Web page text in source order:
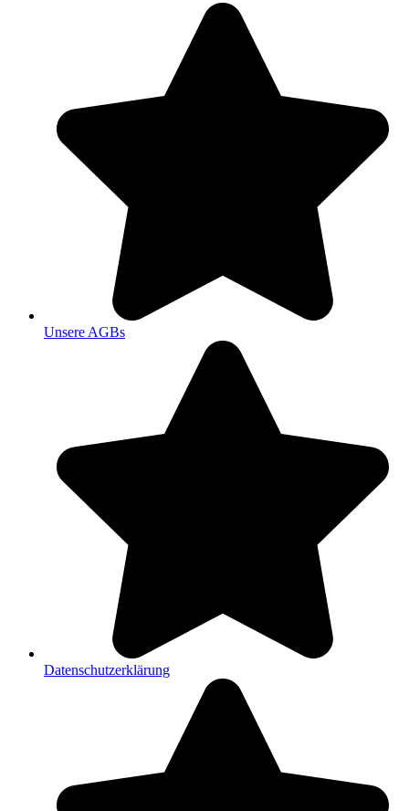
Unsere AGBs
Datenschutzerklärung